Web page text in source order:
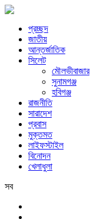
প্রচ্ছদ
জাতীয়
আন্তর্জাতিক
সিলেট
মৌলভীবাজার
সুনামগঞ্জ
হবিগঞ্জ
রাজনীতি
সারাদেশ
প্রবাস
মুক্তমত
লাইফস্টাইল
বিনোদন
খেলাধুলা
সব